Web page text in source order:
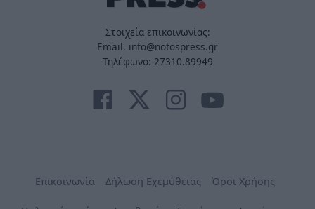
Στοιχεία επικοινωνίας:
Email. info@notospress.gr
Τηλέφωνο: 27310.89949
Επικοινωνία Δήλωση Εχεμύθειας Όροι Χρήσης